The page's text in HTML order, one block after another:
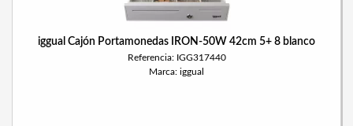
iggual Cajón Portamonedas IRON-50W 42cm 5+ 8 blanco
Referencia: IGG317440
Marca: iggual